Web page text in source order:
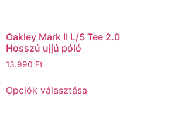
Oakley Mark II L/S Tee 2.0
Hosszú ujjú póló
13.990 Ft
Opciók választása